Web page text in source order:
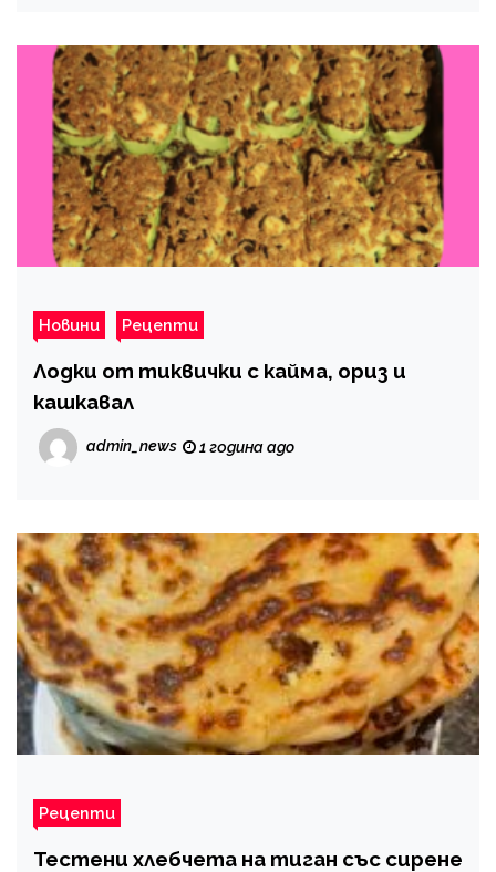
Новини Рецепти
Лодки от тиквички с кайма, ориз и
кашкавал
admin_news 1 година ago
Рецепти
Тестени хлебчета на тиган със сирене